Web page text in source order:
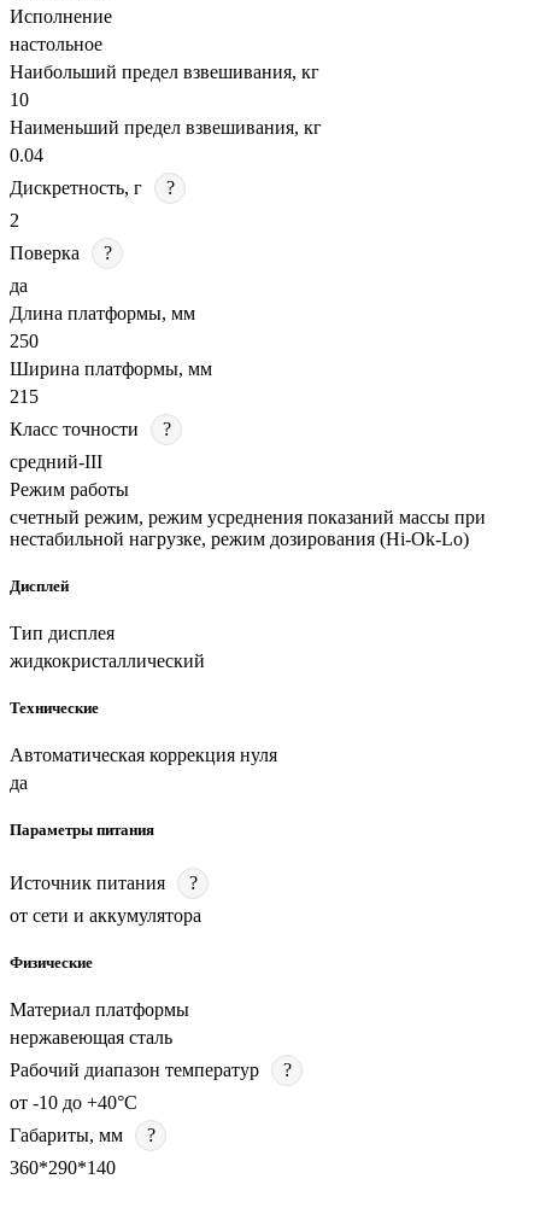
Исполнение
настольное
Наибольший предел взвешивания, кг
10
Наименьший предел взвешивания, кг
0.04
Дискретность, г
?
2
Поверка
?
да
Длина платформы, мм
250
Ширина платформы, мм
215
Класс точности
?
средний-III
Режим работы
счетный режим, режим усреднения показаний массы при
нестабильной нагрузке, режим дозирования (Hi-Ok-Lo)
Дисплей
Тип дисплея
жидкокристаллический
Технические
Автоматическая коррекция нуля
да
Параметры питания
Источник питания
?
от сети и аккумулятора
Физические
Материал платформы
нержавеющая сталь
Рабочий диапазон температур
?
от -10 до +40°C
Габариты, мм
?
360*290*140